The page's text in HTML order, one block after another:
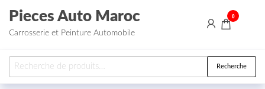
Aller au contenu
Pieces Auto Maroc
Carrosserie et Peinture Automobile
0
Recherche pour : Recherche